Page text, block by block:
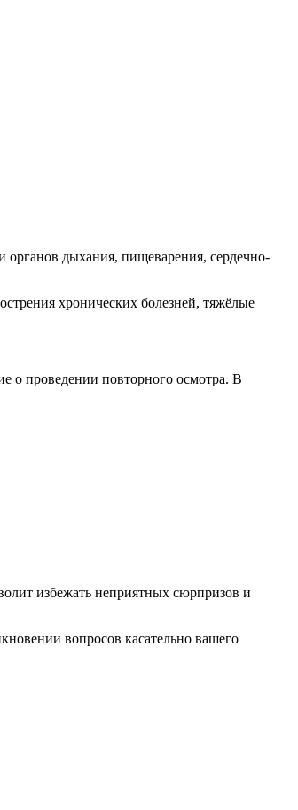
органов дыхания, пищеварения, сердечно-
хронических болезней, тяжёлые
о проведении повторного осмотра. В
избежать неприятных сюрпризов и
вопросов касательно вашего